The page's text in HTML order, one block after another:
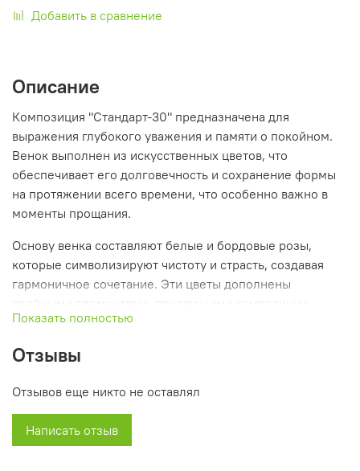
Добавить в сравнение
Описание
Композиция "Стандарт-30" предназначена для
выражения глубокого уважения и памяти о покойном.
Венок выполнен из искусственных цветов, что
обеспечивает его долговечность и сохранение формы
на протяжении всего времени, что особенно важно в
моменты прощания.
Основу венка составляют белые и бордовые розы,
которые символизируют чистоту и страсть, создавая
гармоничное сочетание. Эти цветы дополнены
зелёными элементами, придающими композиции
свежесть и естественность, а небольшие красные
эмоциональную насыщенность.
Фиолетовые и бордовые ленты, обвивающие венок,
придают ему элегантность и завершенность, создавая
впечатление утонченности. Высота 110 см делает этот
венок подходящим для различных траурных церемоний,
Показать полностью
Отзывы
Отзывов еще никто не оставлял
Написать отзыв